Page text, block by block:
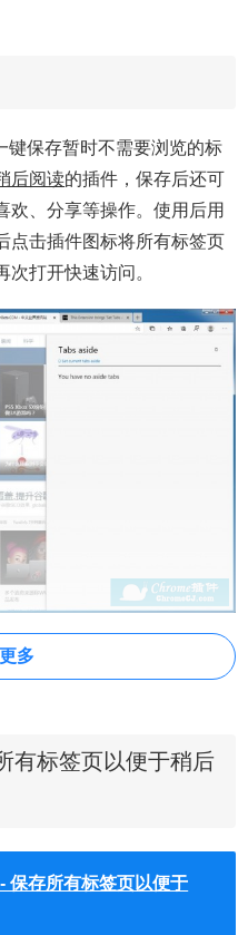
键保存暂时不需要浏览的标
后阅读的插件，保存后还可
欢、分享等操作。使用后用
点击插件图标将所有标签页
打开快速访问。
法参照一下方法：老版本
入
扩展程序，解压你在本
页即可。
多
有标签页以便于稍后
保存所有标签页以便于